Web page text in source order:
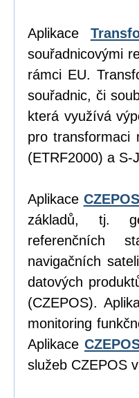
Aplikace
souřadnicovými
rámci EU.
souřadnic, či
která využívá
pro transformaci
(ETRF2000) a S-
Aplikace
základů, tj.
referenčních
navigačních
datových
(CZEPOS).
monitoring
Aplikace
služeb CZEPOS